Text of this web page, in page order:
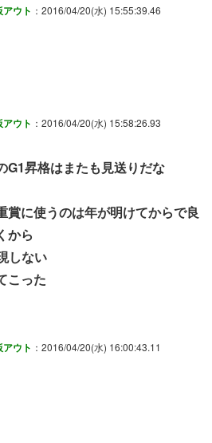
ウト ：2016/04/20(水) 15:55:39.46
ウト ：2016/04/20(水) 15:58:26.93
G1昇格はまたも見送りだな
賞に使うのは年が明けてからで良
から
しない
こった
ウト ：2016/04/20(水) 16:00:43.11